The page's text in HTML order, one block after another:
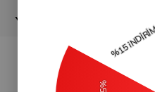
Yardım